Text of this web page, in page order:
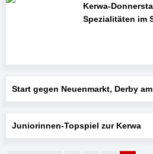
Kerwa-
Spezialitäten im
Start gegen Neuenmarkt, Derby
Juniorinnen-Topspiel zur Kerwa